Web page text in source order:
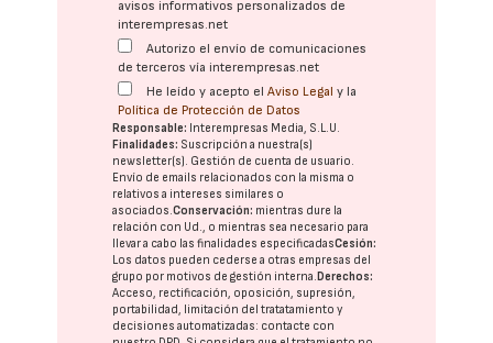
avisos informativos personalizados de
interempresas.net
Autorizo el envío de comunicaciones
de terceros vía interempresas.net
He leído y acepto elAviso Legal y la
Política de Protección de Datos
Responsable: Interempresas Media, S.L.U.
Finalidades: Suscripción a nuestra(s)
newsletter(s). Gestión de cuenta de usuario.
Envío de emails relacionados con la misma o
relativos a intereses similares o
asociados.Conservación: mientras dure la
relación con Ud., o mientras sea necesario para
llevar a cabo las finalidades especificadasCesión:
Los datos pueden cederse a otras empresas del
grupo por motivos de gestión interna. Derechos:
Acceso, rectificación, oposición, supresión,
portabilidad, limitación del tratatamiento y
decisiones automatizadas: contacte con